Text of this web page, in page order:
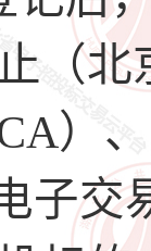
（
）
子